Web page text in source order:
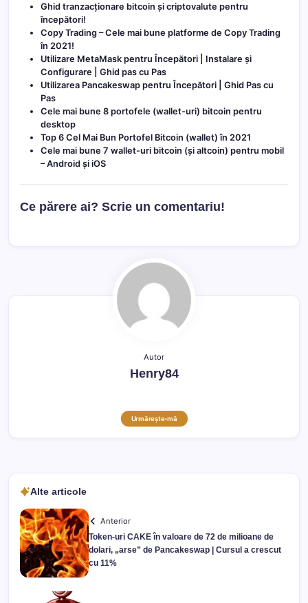
Ghid tranzacționare bitcoin și criptovalute pentru
începători!
Copy Trading – Cele mai bune platforme de Copy Trading
în 2021!
Utilizare MetaMask pentru Începători | Instalare și
Configurare | Ghid pas cu Pas
Utilizarea Pancakeswap pentru Începători | Ghid Pas cu
Pas
Cele mai bune 8 portofele (wallet-uri) bitcoin pentru
desktop
Top 6 Cel Mai Bun Portofel Bitcoin (wallet) în 2021
Cele mai bune 7 wallet-uri bitcoin (și altcoin) pentru mobil
– Android și iOS
Ce părere ai? Scrie un comentariu!
Autor
Henry84
Urmărește-mă
Alte articole
Anterior
Token-uri CAKE în valoare de 72 de milioane de
dolari, „arse” de Pancakeswap | Cursul a crescut
cu 11%